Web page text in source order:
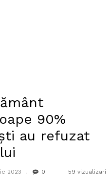
90%
au refuzat
2023 0 59 vizualizari